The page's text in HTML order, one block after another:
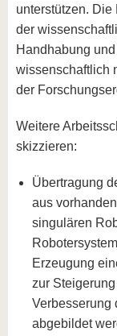
unterstützen.
der
Handhabung
wissenschaftlich
der
Weitere
skizzieren:
Übertragung
aus
singulären
Erzeugung
zur
Verbesserung
abgebildet